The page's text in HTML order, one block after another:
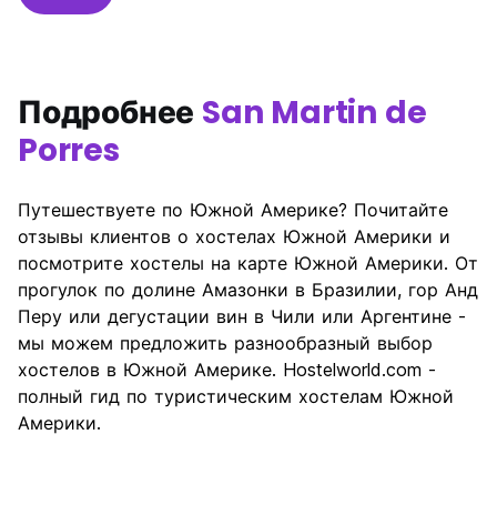
Подробнее San Martin de
Porres
Путешествуете по Южной Америке? Почитайте
отзывы клиентов о хостелах Южной Америки и
посмотрите хостелы на карте Южной Америки. От
прогулок по долине Амазонки в Бразилии, гор Анд
Перу или дегустации вин в Чили или Аргентине -
мы можем предложить разнообразный выбор
хостелов в Южной Америке. Hostelworld.com -
полный гид по туристическим хостелам Южной
Америки.